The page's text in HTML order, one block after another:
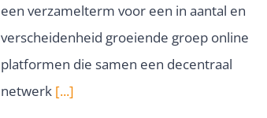
een verzamelterm voor een in aantal en
verscheidenheid groeiende groep online
platformen die samen een decentraal
netwerk[...]